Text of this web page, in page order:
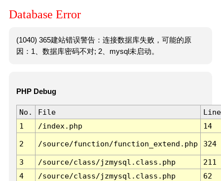
Database Error
(1040) 365建站错误警告：连接数据库失败，可能的原
因：1、数据库密码不对; 2、mysql未启动。
PHP Debug
No. File
Line
1
/index.php 14
2 /source/function/function_extend.php 324
3 /source/class/jzmysql.class.php
211
4
/source/class/jzmysql.class.php
62